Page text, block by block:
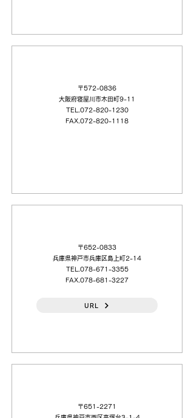
〒572-0836
大阪府寝屋川市木田町9-11
TEL.072-820-1230
FAX.072-820-1118
〒652-0833
兵庫県神戸市兵庫区島上町2-14
TEL.078-671-3355
FAX.078-681-3227
URL
〒651-2271